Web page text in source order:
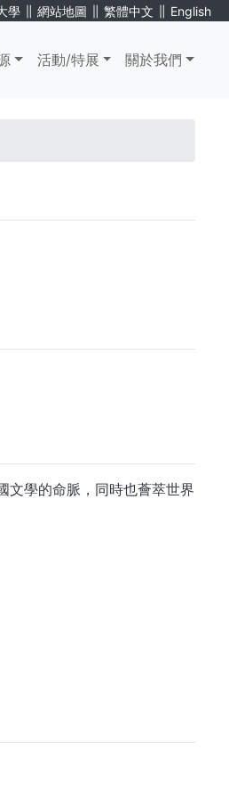
學 ∥ 網站地圖 ∥ 繁體中文 ∥ English
活動/特展 關於我們
文學的命脈，同時也薈萃世界